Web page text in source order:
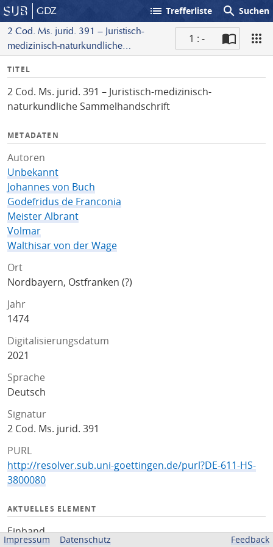
GDZ list Trefferliste search Suchen
2 Cod. Ms. jurid. 391 – Juristisch-
medizinisch-naturkundliche
1 : -
I
f
o
TITEL
2 Cod. Ms. jurid. 391 – Juristisch-medizinisch-
naturkundliche Sammelhandschrift
METADATEN
Autoren
Unbekannt
Johannes von Buch
Godefridus de Franconia
Meister Albrant
Volmar
Walthisar von der Wage
Ort
Nordbayern, Ostfranken (?)
Jahr
1474
Digitalisierungsdatum
2021
Sprache
Deutsch
Signatur
2 Cod. Ms. jurid. 391
PURL
http://resolver.sub.uni-goettingen.de/purl?DE-611-HS-
3800080
AKTUELLES ELEMENT
Einband
Impressum Datenschutz Feedback